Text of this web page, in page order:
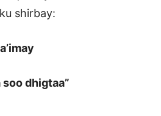
shirbay:
dhigtaa”